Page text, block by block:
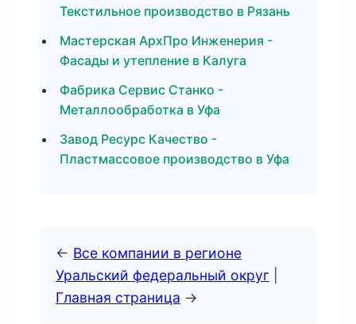
Текстильное производство в Рязань
Мастерская АрхПро Инженерия -
Фасады и утепление в Калуга
Фабрика Сервис Станко -
Металлообработка в Уфа
Завод Ресурс Качество -
Пластмассовое производство в Уфа
← Все компании в регионе
Уральский федеральный округ
Главная страница →